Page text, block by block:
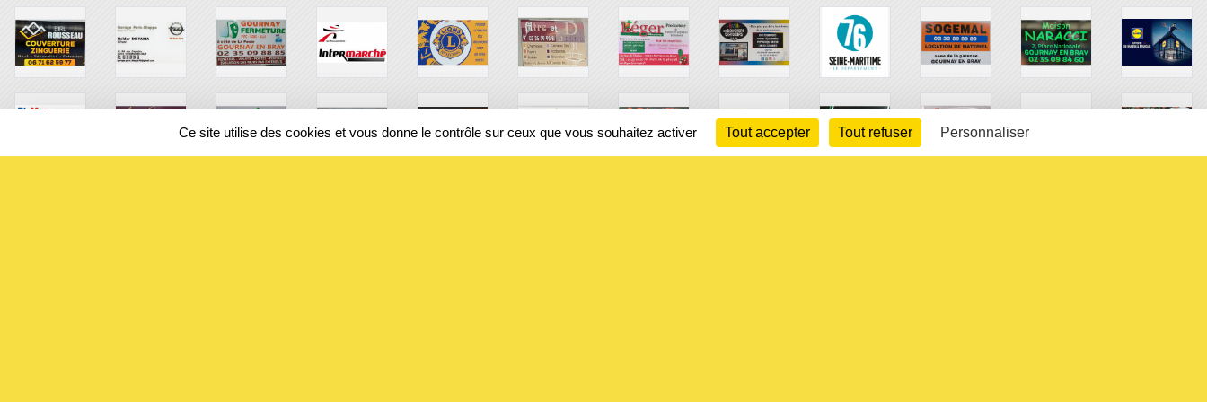
Ce site utilise des cookies et vous donne le contrôle sur ceux que vous souhaitez activer Tout accepter Tout refuser Personnaliser